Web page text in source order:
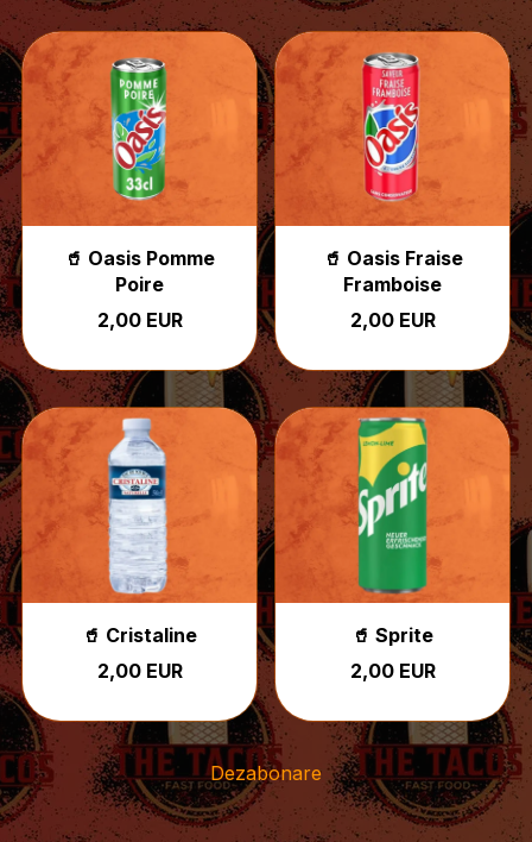
🥤 Oasis Pomme
Poire
2,00 EUR
🥤 Oasis Fraise
Framboise
2,00 EUR
🥤 Cristaline
2,00 EUR
🥤 Sprite
2,00 EUR
Dezabonare